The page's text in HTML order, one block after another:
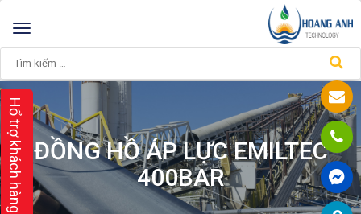
Toggle
navigation
ĐỒNG HỒ ÁP LỰC EMILTEC
400BAR
Hổ trợ khách hàng